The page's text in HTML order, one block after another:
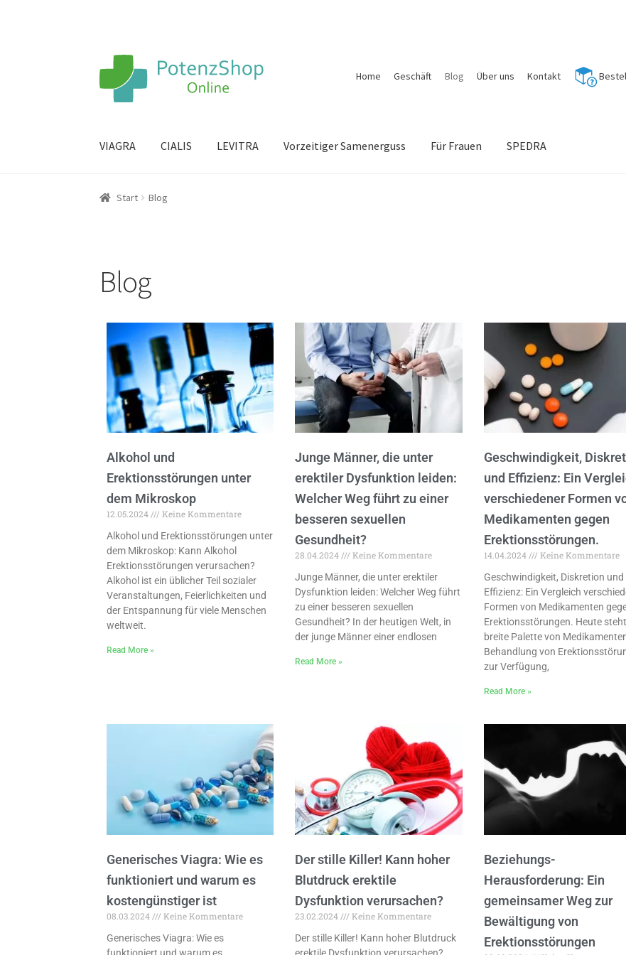
Home Geschäft Blog Über uns Kontakt
VIAGRA CIALIS LEVITRA Vorzeitiger Samenerguss Für Frauen SPEDRA
Start Blog
Blog
Alkohol und
Erektionsstörungen unter
dem Mikroskop
12.05.2024
Keine Kommentare
Alkohol und Erektionsstörungen unter
dem Mikroskop: Kann Alkohol
Erektionsstörungen verursachen?
Alkohol ist ein üblicher Teil sozialer
Veranstaltungen, Feierlichkeiten und
der Entspannung für viele Menschen
weltweit.
Read More »
Junge Männer, die unter
erektiler Dysfunktion leiden:
Welcher Weg führt zu einer
besseren sexuellen
Gesundheit?
28.04.2024
Keine Kommentare
Junge Männer, die unter erektiler
Dysfunktion leiden: Welcher Weg führt
zu einer besseren sexuellen
Gesundheit? In der heutigen Welt, in
der junge Männer einer endlosen
Read More »
Geschwindigkeit,
und Effizienz: Ein
verschiedener Formen
Medikamenten gegen
Erektionsstörungen.
14.04.2024
Keine Kommentare
Geschwindigkeit, Diskretion und
Effizienz: Ein Vergleich
Formen von Medikamenten
Erektionsstörungen. Heute
breite Palette von
Behandlung von
zur Verfügung,
Read More »
Generisches Viagra: Wie es
funktioniert und warum es
kostengünstiger ist
08.03.2024
Keine Kommentare
Generisches Viagra: Wie es
Der stille Killer! Kann hoher
Blutdruck erektile
Dysfunktion verursachen?
23.02.2024
Keine Kommentare
Der stille Killer! Kann hoher Blutdruck
Beziehungs-
Herausforderung: Ein
gemeinsamer Weg zur
Bewältigung von
Erektionsstörungen